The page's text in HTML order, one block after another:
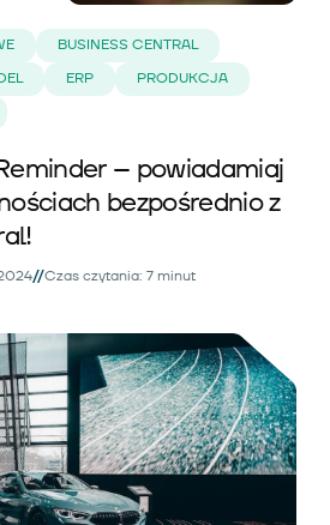
BUSINESS CENTRAL
ERP
PRODUKCJA
– powiadamiaj
bezpośrednio z
//Czas czytania: 7 minut